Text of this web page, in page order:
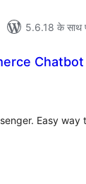
5.6.18 के साथ
Chatbot
Easy